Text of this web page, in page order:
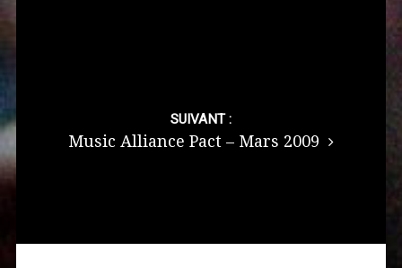
SUIVANT :
Music Alliance Pact – Mars 2009